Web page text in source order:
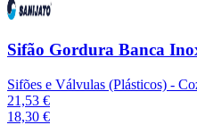
Sifão Gordura Banca
Sifões e Válvulas (Plásticos) -
21,53 €
18,30 €